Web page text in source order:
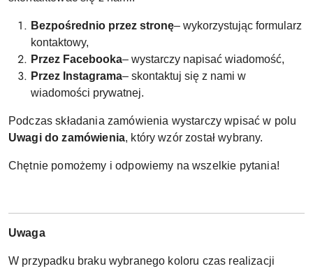
Bezpośrednio przez stronę– wykorzystując formularz
kontaktowy,
Przez Facebooka– wystarczy napisać wiadomość,
Przez Instagrama– skontaktuj się z nami w
wiadomości prywatnej.
Podczas składania zamówienia wystarczy wpisać w polu
Uwagi do zamówienia, który wzór został wybrany.
Chętnie pomożemy i odpowiemy na wszelkie pytania!
Uwaga
W przypadku braku wybranego koloru czas realizacji